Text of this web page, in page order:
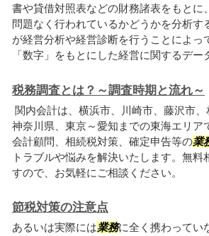
書や貸借対照表などの財務諸表をもとに
問題なく行われているかどうかを分析す
が経営分析や経営診断を行うことによっ
「数字」をもとにした経営に関するデー
税務調査とは？～調査時期と流れ～
関内会計は、横浜市、川崎市、藤沢市、
神奈川県、東京～愛知までの東海エリア
会計顧問、相続税対策、確定申告等の業
トラブルや悩みを解決いたします。無料
すので、お気軽にご相談ください。
節税対策の注意点
あるいは実際には業務に全く携わってい